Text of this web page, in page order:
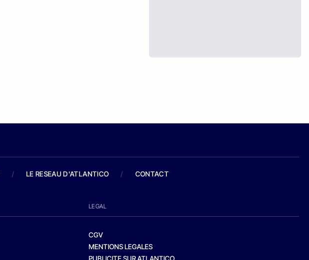
/ LE RESEAU D'ATLANTICO / CONTACT
LEGAL
CGV
MENTIONS LEGALES
PUBLICITE SUR ATLANTICO